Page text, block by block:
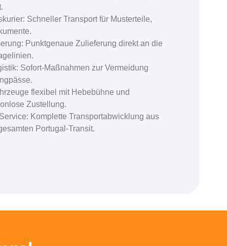
Schneller Transport für Musterteile,
Punktgenaue Zulieferung direkt an die
Sofort-Maßnahmen zur Vermeidung
flexibel mit Hebebühne und
Zustellung.
Komplette Transportabwicklung aus
Portugal-Transit.